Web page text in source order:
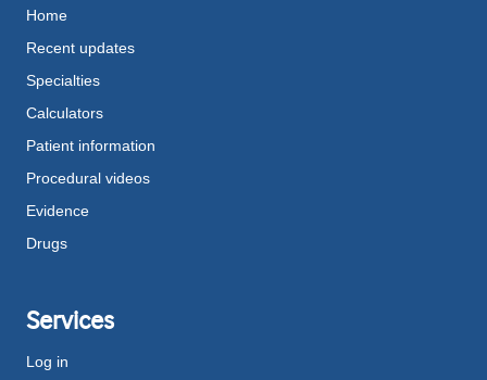
Home
Recent updates
Specialties
Calculators
Patient information
Procedural videos
Evidence
Drugs
Services
Log in